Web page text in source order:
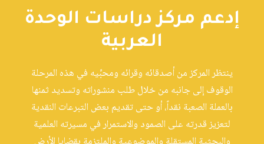
إدعم مركز دراسات الوحدة
العربية
ينتظر المركز من أصدقائه وقرائه ومحبِّيه في هذه المرحلة
الوقوف إلى جانبه من خلال طلب منشوراته وتسديد ثمنها
بالعملة الصعبة نقداً، أو حتى تقديم بعض التبرعات النقدية
لتعزيز قدرته على الصمود والاستمرار في مسيرته العلمية